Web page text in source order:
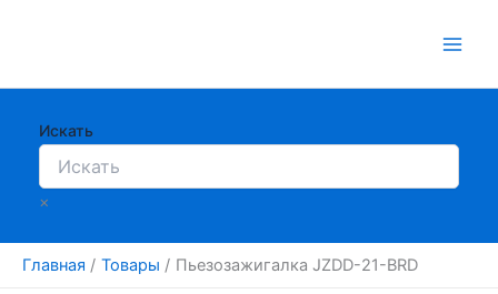
Искать
×
Главная Товары Пьезозажигалка JZDD-21-BRD